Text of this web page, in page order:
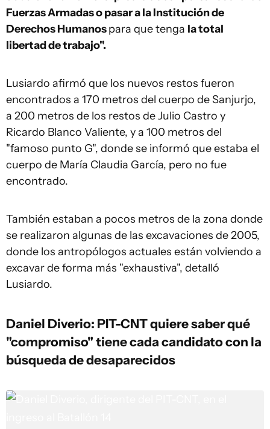
Fuerzas Armadas o pasar a la Institución de
Derechos Humanospara que tenga la total
libertad de trabajo".
Lusiardo afirmó que los nuevos restos fueron
encontrados a 170 metros del cuerpo de Sanjurjo,
a 200 metros de los restos de Julio Castro y
Ricardo Blanco Valiente, y a 100 metros del
"famoso punto G", donde se informó que estaba el
cuerpo de María Claudia García, pero no fue
encontrado.
También estaban a pocos metros de la zona donde
se realizaron algunas de las excavaciones de 2005,
donde los antropólogos actuales están volviendo a
excavar de forma más "exhaustiva", detalló
Lusiardo.
Daniel Diverio: PIT-CNT quiere saber qué
"compromiso" tiene cada candidato con la
búsqueda de desaparecidos